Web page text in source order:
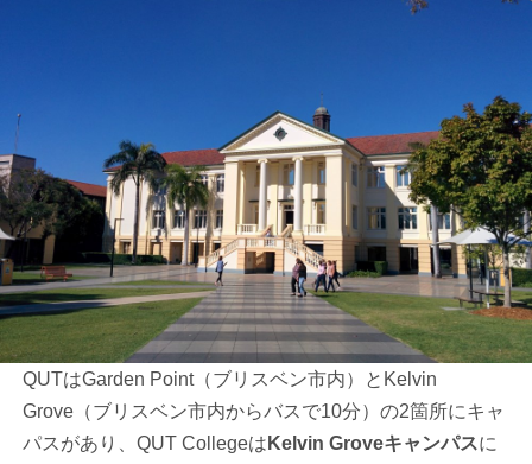
QUTはGarden Point（ブリスベン市内）とKelvin
Grove（ブリスベン市内からバスで10分）の2箇所にキャ
パスがあり、QUT Collegeは Kelvin Groveキャンパスに